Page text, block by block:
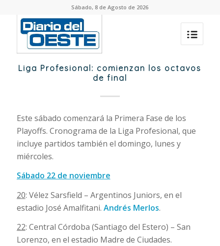
Sábado, 8 de Agosto de 2026
Liga Profesional: comienzan los octavos
de final
Este sábado comenzará la Primera Fase de los
Playoffs. Cronograma de la Liga Profesional, que
incluye partidos también el domingo, lunes y
miércoles.
Sábado 22 de noviembre
20: Vélez Sarsfield – Argentinos Juniors, en el
estadio José Amalfitani. Andrés Merlos.
22: Central Córdoba (Santiago del Estero) – San
Lorenzo, en el estadio Madre de Ciudades.